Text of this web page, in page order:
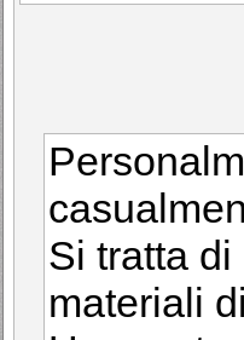
Si tratta
materiali